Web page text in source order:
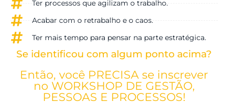
Ter processos que agilizam o trabalho.
Acabar com o retrabalho e o caos.
Ter mais tempo para pensar na parte estratégica.
Se identificou com algum ponto acima?
Então, você PRECISA se inscrever
no WORKSHOP DE GESTÃO,
PESSOAS E PROCESSOS!